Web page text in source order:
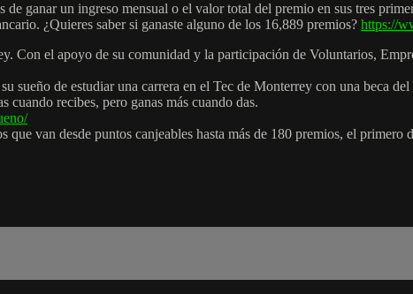
ganar un ingreso mensual o el valor total del premio en sus tres
¿Quieres saber si ganaste alguno de los 16,889 premios? https://
Con el apoyo de su comunidad y la participación de Voluntarios,
sueño de estudiar una carrera en el Tec de Monterrey con una beca
cuando recibes, pero ganas más cuando das.
que van desde puntos canjeables hasta más de 180 premios, el